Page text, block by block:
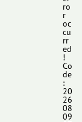
ro
r
oc
cu
rr
ed
!
Co
de
:
20
26
08
09